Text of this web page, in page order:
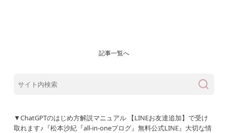
記事一覧へ
▼ChatGPTのはじめ方解説マニュアル 【LINEお友達追加】で受け
取れます♪『松本沙紀『all-in-oneブログ』無料公式LINE』大切な情